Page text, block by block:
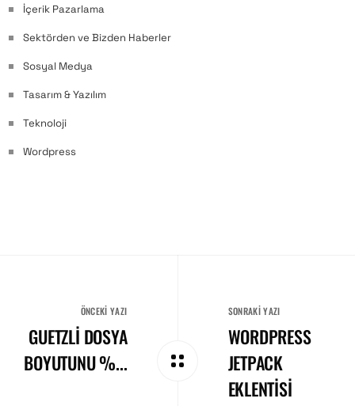
İçerik Pazarlama
Sektörden ve Bizden Haberler
Sosyal Medya
Tasarım & Yazılım
Teknoloji
Wordpress
ÖNCEKI YAZI
GUETZLI DOSYA
BOYUTUNU %...
SONRAKI YAZI
WORDPRESS
JETPACK
EKLENTISI